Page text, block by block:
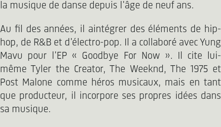
la musique de danse depuis l'âge de neuf ans.
Au fil des années, il aintégrer des éléments de hip-
hop, de R&B et d'électro-pop. Il a collaboré avec Yung
Mavu pour l'EP « Goodbye For Now ». Il cite lui-
même Tyler the Creator, The Weeknd, The 1975 et
Post Malone comme héros musicaux, mais en tant
que producteur, il incorpore ses propres idées dans
sa musique.